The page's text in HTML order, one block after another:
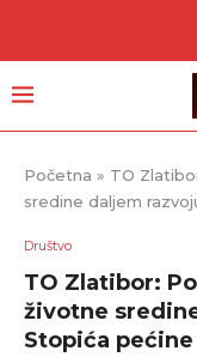
Početna » TO
sredine daljem
Društvo
TO Zlatibor:
životne
Stopića pećine